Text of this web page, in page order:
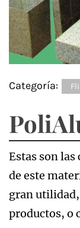
Categoría:
Estas son
de este
gran utilidad,
productos, o